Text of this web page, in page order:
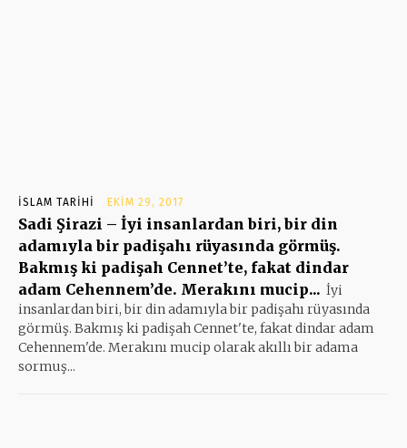
İSLAM TARIHI EKIM 29, 2017
Sadi Şirazi – İyi insanlardan biri, bir din
adamıyla bir padişahı rüyasında görmüş.
Bakmış ki padişah Cennet’te, fakat dindar
adam Cehennem’de. Merakını mucip... İyi
insanlardan biri, bir din adamıyla bir padişahı rüyasında
görmüş. Bakmış ki padişah Cennet'te, fakat dindar adam
Cehennem'de. Merakını mucip olarak akıllı bir adama
sormuş...